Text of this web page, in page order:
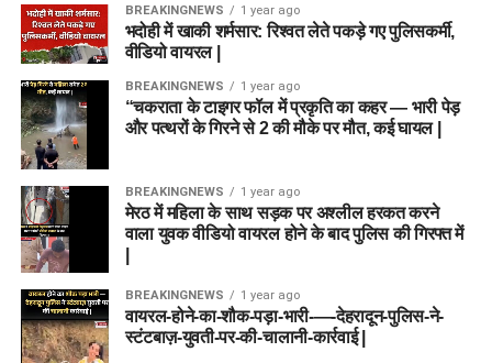
BREAKINGNEWS 1 year ago
भदोही में खाकी शर्मसार: रिश्वत लेते पकड़े गए पुलिसकर्मी,
वीडियो वायरल |
BREAKINGNEWS 1 year ago
“चकराता के टाइगर फॉल में प्रकृति का कहर — भारी पेड़
और पत्थरों के गिरने से 2 की मौके पर मौत, कई घायल |
BREAKINGNEWS 1 year ago
मेरठ में महिला के साथ सड़क पर अश्लील हरकत करने
वाला युवक वीडियो वायरल होने के बाद पुलिस की गिरफ्त में
BREAKINGNEWS 1 year ago
वायरल-होने-का-शौक-पड़ा-भारी-—-देहरादून-पुलिस-ने-
स्टंटबाज़-युवती-पर-की-चालानी-कार्रवाई |